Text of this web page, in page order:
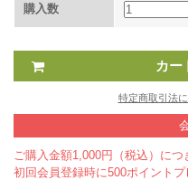
購入数
特定商取引法
ご購入金額1,000円（税込）につ
初回会員登録時に500ポイントプ